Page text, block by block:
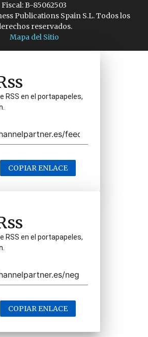
Fiscal: B-85062503
Publications Spain S.L. Todos los
reservados.
Mapa del Sitio
RSS en el portapapeles,
COPIAR ENLACE
RSS en el portapapeles,
COPIAR ENLACE